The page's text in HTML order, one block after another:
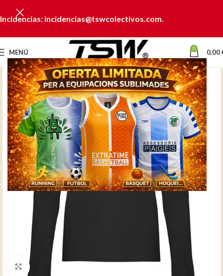
Incidencias: incidencias@tswcolectivos.com.
MENÚ 0 0,00
Clic para ampliar